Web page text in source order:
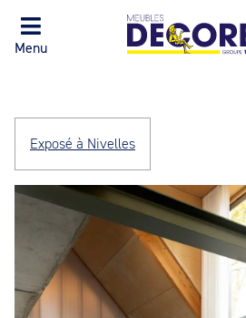
Menu
Exposé à Nivelles